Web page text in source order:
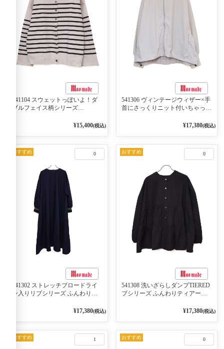
541104 スウェットっぽいよ！ダ
ブルフェイス柄シリーズ
2WAY プルオーバー 101オフベー
¥15,400(税込)
541306 ヴィンテージウィザー×手
首にさっくりニット付いちゃった
¥17,380(税込)
0
おすすめ
541302 ストレッチブロードライ
ン入りリブシリーズ ふんわりス
¥17,380(税込)
0
おすすめ
541308 洗いざらしダンプTIERED
ブシリーズ ふんわりティアード
¥17,380(税込)
1
おすすめ 0
おすすめ